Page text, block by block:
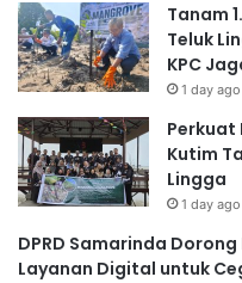
Tanam
Teluk
KPC
1 day ago
Perkuat
Kutim
Lingga
1 day ago
DPRD Samarinda
Layanan Digital untuk